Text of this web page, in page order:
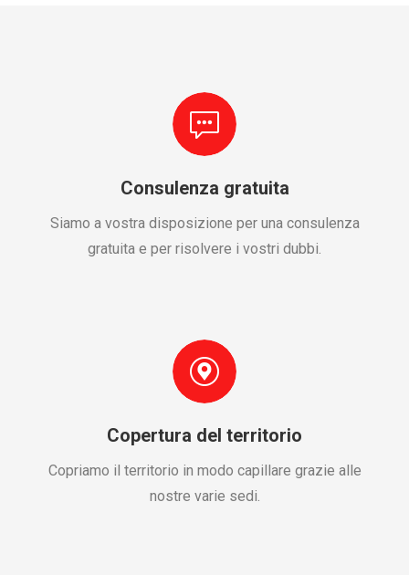
Consulenza gratuita
Siamo a vostra disposizione per una consulenza
gratuita e per risolvere i vostri dubbi.
Copertura del territorio
Copriamo il territorio in modo capillare grazie alle
nostre varie sedi.